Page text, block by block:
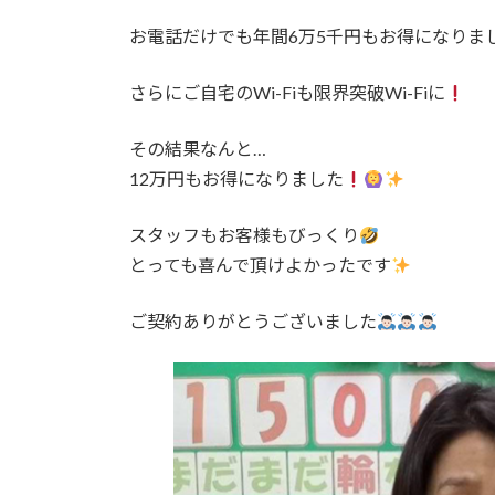
時
:
お電話だけでも年間6万5千円もお得になりま
さらにご自宅のWi-Fiも限界突破Wi-Fiに
その結果なんと…
12万円もお得になりました
スタッフもお客様もびっくり
とっても喜んで頂けよかったです
ご契約ありがとうございました